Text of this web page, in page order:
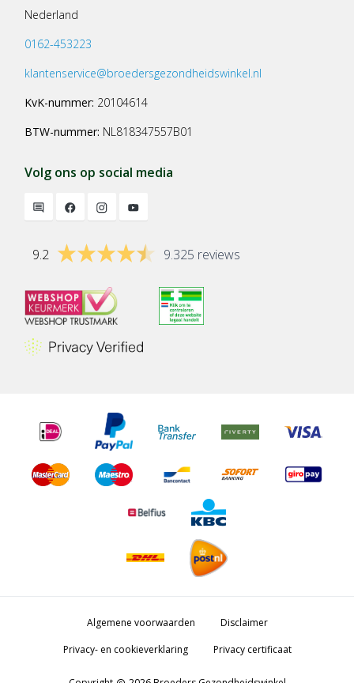
Nederland
0162-453223
klantenservice@broedersgezondheidswinkel.nl
KvK-nummer: 20104614
BTW-nummer: NL818347557B01
Volg ons op social media
9.2 9.325 reviews
Algemene voorwaarden
Disclaimer
Privacy- en cookieverklaring
Privacy certificaat